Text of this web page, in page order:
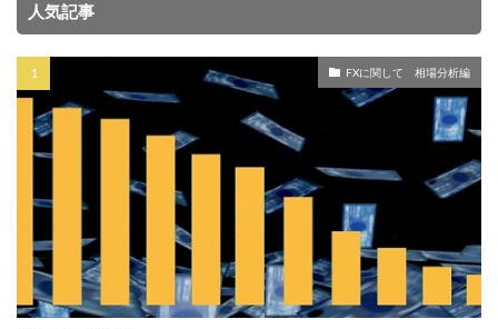
人気記事
FXに関して 相場分析編